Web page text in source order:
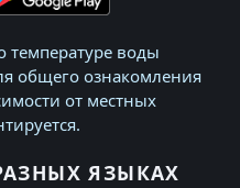
воды
общего ознакомления
от местных
ЯЗЫКАХ